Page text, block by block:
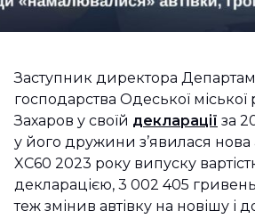
Заступник директора
господарства Одеської
Захаров у своїй декларації за
у його дружини з’явилася нова
XC60 2023 року випуску
декларацією, 3 002 405
теж змінив автівку на новішу і